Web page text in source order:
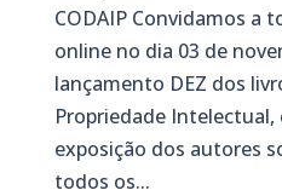
CODAIP Convidamos a
online no dia 03 de
lançamento DEZ dos
Propriedade Intelectual,
exposição dos autores
todos os...